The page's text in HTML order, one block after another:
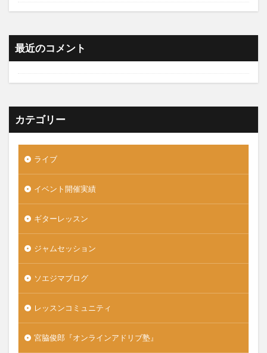
最近のコメント
カテゴリー
ライブ
イベント開催実績
ギターレッスン
ジャムセッション
ソエジマブログ
レッスンコミュニティ
宮脇俊郎『オンラインアドリブ塾』